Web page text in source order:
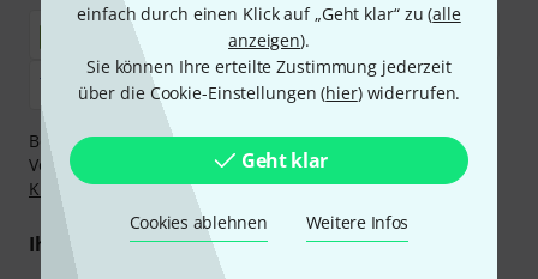
einfach durch einen Klick auf „Geht klar“ zu (alle
anzeigen).
Sie können Ihre erteilte Zustimmung jederzeit
über die Cookie-Einstellungen (hier) widerrufen.
Geht klar
Cookies ablehnen Weitere Infos
Bezahlen Sie vertraulich und sicher per Nachnahme,
Vorkasse, PayPal, Amazon Pay,Klarna Sofort bezahlen
,
Klarna Ratenzahlungoder Kreditkarte.
Ihre Vorteile